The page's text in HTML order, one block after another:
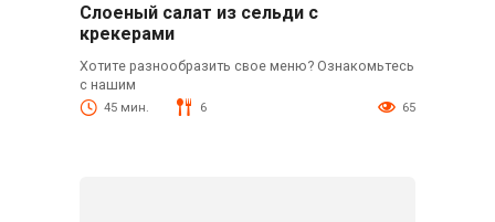
Слоеный салат из сельди с
крекерами
Хотите разнообразить свое меню? Ознакомьтесь
с нашим
45 мин. 6 65